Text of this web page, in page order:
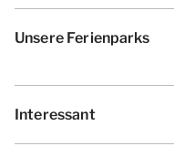
Unsere Ferienparks
Interessant